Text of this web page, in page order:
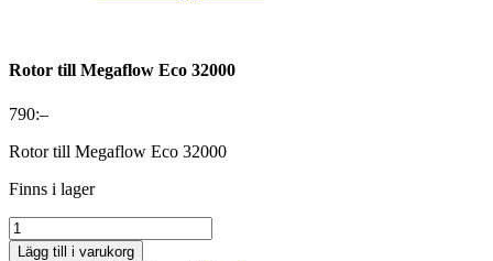
Rotor till Megaflow Eco 32000
790:–
Rotor till Megaflow Eco 32000
Finns i lager
Antal
Lägg till i varukorg